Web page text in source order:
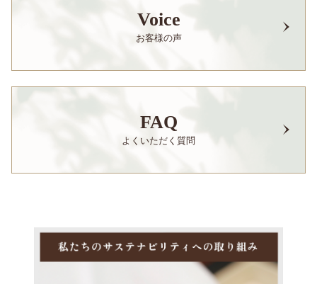
Voice
お客様の声
FAQ
よくいただく質問